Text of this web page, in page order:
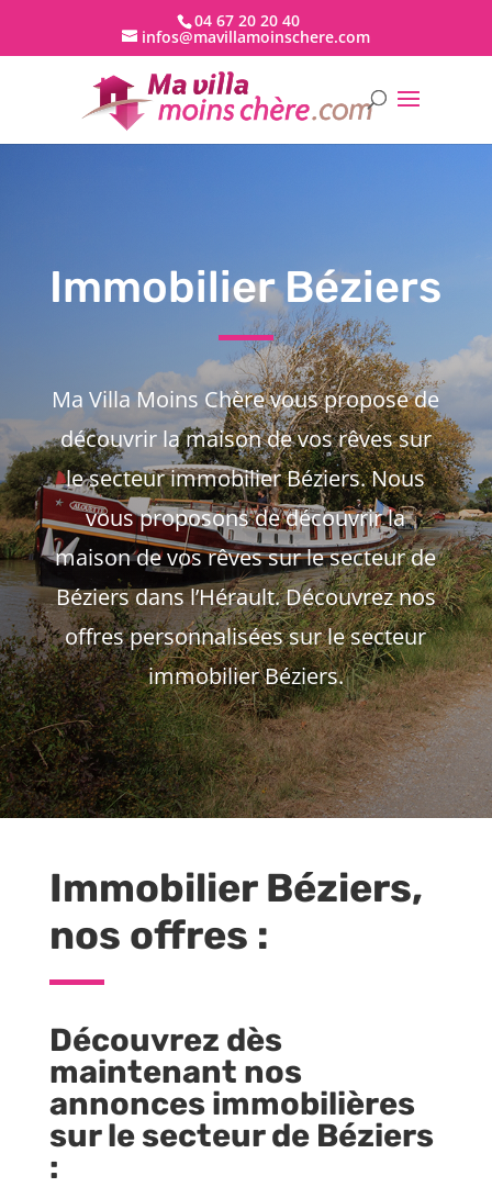
04 67 20 20 40
infos@mavillamoinschere.com
Immobilier Béziers
Ma Villa Moins Chère vous propose de
découvrir la maison de vos rêves sur
le secteur immobilier Béziers. Nous
vous proposons de découvrirla
maison de vos rêves sur le secteur de
Béziersdans l’Hérault. Découvrez nos
offres personnalisées sur le secteur
immobilier Béziers.
Immobilier Béziers,
nos offres :
Découvrez dès
maintenant nos
annonces immobilières
sur le secteur de Béziers
: